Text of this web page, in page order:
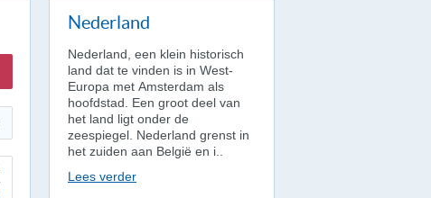
Nederland
Nederland, een klein historisch
land dat te vinden is in West-
Europa met Amsterdam als
hoofdstad. Een groot deel van
het land ligt onder de
zeespiegel. Nederland grenst in
het zuiden aan België en i..
Lees verder